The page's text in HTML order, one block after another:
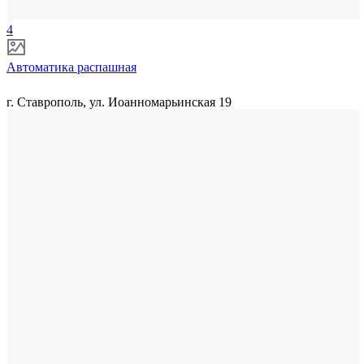
4
Автоматика распашная
г. Ставрополь, ул. Иоанномарьинская 19